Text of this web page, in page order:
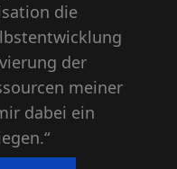
die
der
meiner
dabei ein